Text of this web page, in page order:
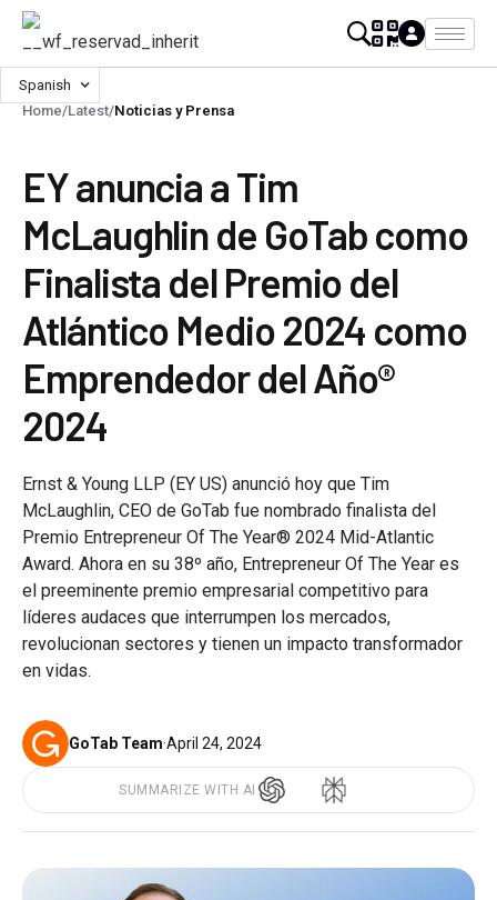
Spanish
Home/Latest/Noticias y Prensa
EY anuncia a Tim
McLaughlin de GoTab como
Finalista del Premio del
Atlántico Medio 2024 como
Emprendedor del Año®
2024
Ernst & Young LLP (EY US) anunció hoy que Tim
McLaughlin, CEO de GoTab fue nombrado finalista del
Premio Entrepreneur Of The Year® 2024 Mid-Atlantic
Award. Ahora en su 38º año, Entrepreneur Of The Year es
el preeminente premio empresarial competitivo para
líderes audaces que interrumpen los mercados,
revolucionan sectores y tienen un impacto transformador
en vidas.
GoTab Team·April 24, 2024
SUMMARIZE WITH AI